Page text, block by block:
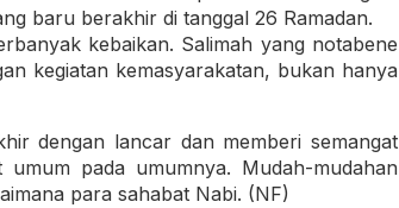
baru berakhir di tanggal 26 Ramadan.
kebaikan. Salimah yang notabene
kegiatan kemasyarakatan, bukan hanya
dengan lancar dan memberi semangat
pada umumnya. Mudah-mudahan
para sahabat Nabi. (NF)